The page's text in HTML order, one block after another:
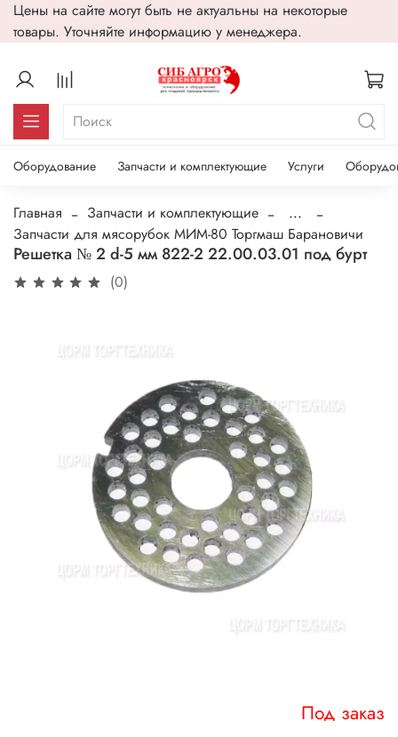
Цены на сайте могут быть не актуальны на некоторые
товары. Уточняйте информацию у менеджера.
Оборудование Запчасти и комплектующие Услуги
Главная Запчасти и комплектующие
...
Запчасти для мясорубок МИМ-80 Торгмаш Барановичи
Решетка № 2 d-5 мм 822-2 22.00.03.01 под бурт
(0)
Под заказ